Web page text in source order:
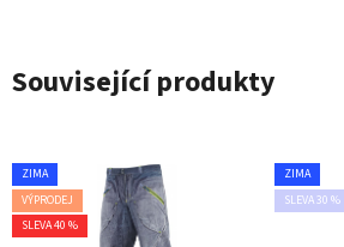
Související produkty
ZIMA
VÝPRODEJ
SLEVA 40 %
ZIMA
SLEVA 30 %